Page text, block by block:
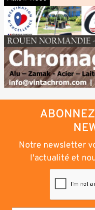
Notre newsletter
l'actualité et